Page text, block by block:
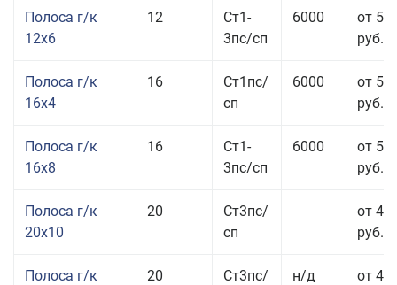
Полоса г/к
12x6
12
Ст1-
3пс/сп
6000
от 52
руб.
Полоса г/к
16x4
16
Ст1пс/
сп
6000
от 53
руб.
Полоса г/к
16x8
16
Ст1-
3пс/сп
6000
от 57
руб.
Полоса г/к
20x10
20
Ст3пс/
сп
от 43
руб.
Полоса г/к
20
Ст3пс/
н/д
от 44